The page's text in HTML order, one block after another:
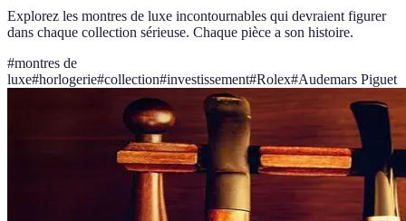
Explorez les montres de luxe incontournables qui devraient figurer
dans chaque collection sérieuse. Chaque pièce a son histoire.
#montres de
luxe#horlogerie#collection#investissement#Rolex#Audemars Piguet